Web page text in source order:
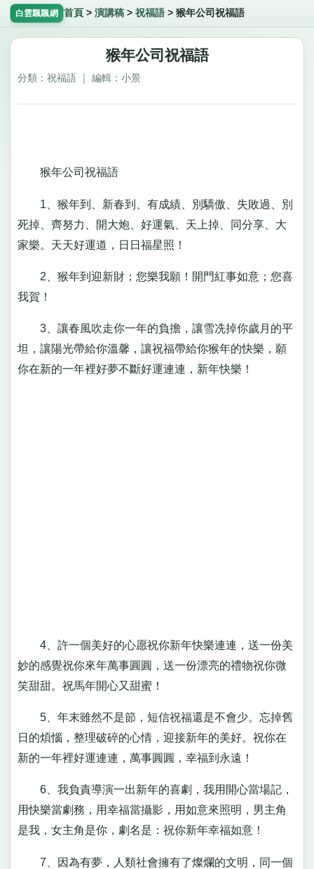
白雲飄飄網 首頁 > 演講稿> 祝福語> 猴年公司祝福語
猴年公司祝福語
分類：祝福語 ｜ 編輯：小景
猴年公司祝福語
1、猴年到、新春到、有成績、別驕傲、失敗過、別
死掉、齊努力、開大炮、好運氣、天上掉、同分享、大
家樂。天天好運道，日日福星照！
2、猴年到迎新財；您樂我願！開門紅事如意；您喜
我賀！
3、讓春風吹走你一年的負擔，讓雪冼掉你歲月的平
坦，讓陽光帶給你溫馨，讓祝福帶給你猴年的快樂，願
你在新的一年裡好夢不斷好運連連，新年快樂！
4、許一個美好的心愿祝你新年快樂連連，送一份美
妙的感覺祝你來年萬事圓圓，送一份漂亮的禮物祝你微
笑甜甜。祝馬年開心又甜蜜！
5、年末雖然不是節，短信祝福還是不會少。忘掉舊
日的煩惱，整理破碎的心情，迎接新年的美好。祝你在
新的一年裡好運連連，萬事圓圓，幸福到永遠！
6、我負責導演一出新年的喜劇，我用開心當場記，
用快樂當劇務，用幸福當攝影，用如意來照明，男主角
是我，女主角是你，劇名是：祝你新年幸福如意！
7、因為有夢，人類社會擁有了燦爛的文明，同一個